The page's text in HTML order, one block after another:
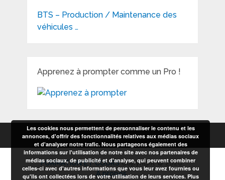
BTS – Production / Maintenance des
véhicules …
Apprenez à prompter comme un Pro !
FORMATION ET COURSCopyright © 2026.
A propos
Les cookies nous permettent de personnaliser le contenu et les
annonces, d'offrir des fonctionnalités relatives aux médias sociaux
et d'analyser notre trafic. Nous partageons également des
informations sur l'utilisation de notre site avec nos partenaires de
médias sociaux, de publicité et d'analyse, qui peuvent combiner
celles-ci avec d'autres informations que vous leur avez fournies ou
qu'ils ont collectées lors de votre utilisation de leurs services. Plus